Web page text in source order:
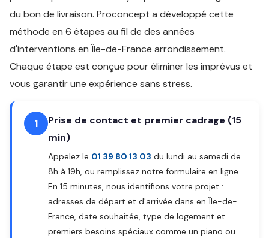
du bon de livraison. Proconcept a développé cette
méthode en 6 étapes au fil de des années
d'interventions en Île-de-France arrondissement.
Chaque étape est conçue pour éliminer les imprévus et
vous garantir une expérience sans stress.
1
Prise de contact et premier cadrage (15
min)
Appelez le 01 39 80 13 03 du lundi au samedi de
8h à 19h, ou remplissez notre formulaire en ligne.
En 15 minutes, nous identifions votre projet :
adresses de départ et d'arrivée dans en Île-de-
France, date souhaitée, type de logement et
premiers besoins spéciaux comme un piano ou